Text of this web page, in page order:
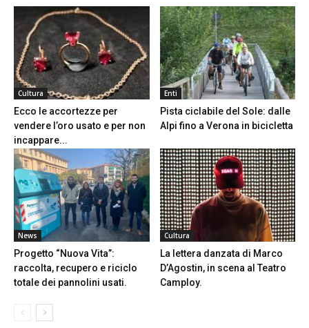
Cultura
Ecco le accortezze per
vendere l’oro usato e per non
incappare...
Enti
Pista ciclabile del Sole: dalle
Alpi fino a Verona in bicicletta
News
Progetto “Nuova Vita”:
raccolta, recupero e riciclo
totale dei pannolini usati.
Cultura
La lettera danzata di Marco
D’Agostin, in scena al Teatro
Camploy.